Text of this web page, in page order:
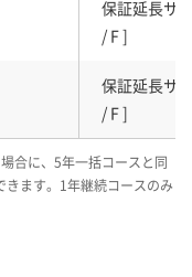
保証延長サ
/ F ]
保証延長サ
/ F ]
合に、5年一括コースと同
ます。1年継続コースのみ